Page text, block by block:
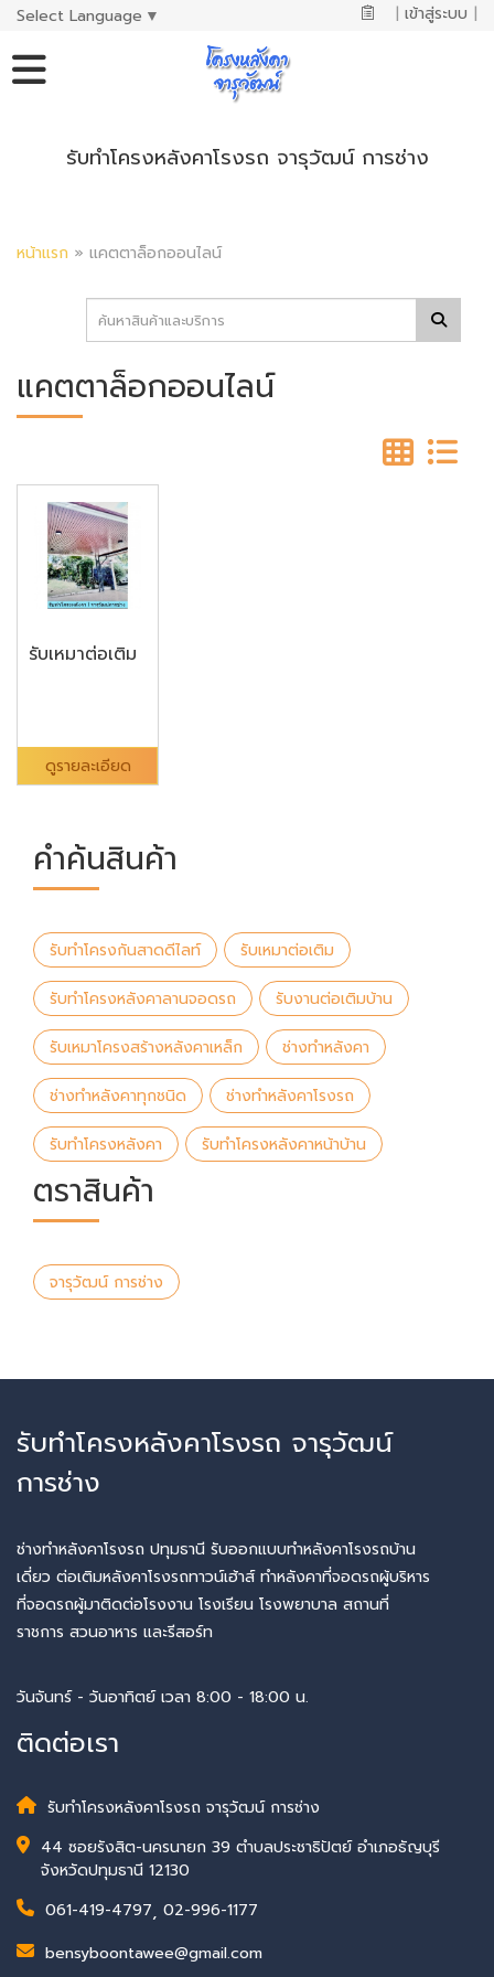
Select Language ▼ | เข้าสู่ระบบ |
รับทำโครงหลังคาโรงรถ จารุวัฒน์ การช่าง
หน้าแรก » แคตตาล็อกออนไลน์
แคตตาล็อกออนไลน์
รับเหมาต่อเติม
ดูรายละเอียด
คำค้นสินค้า
รับทำโครงกันสาดดีไลท์ รับเหมาต่อเติม
รับทำโครงหลังคาลานจอดรถ รับงานต่อเติมบ้าน
รับเหมาโครงสร้างหลังคาเหล็ก ช่างทำหลังคา
ช่างทำหลังคาทุกชนิด ช่างทำหลังคาโรงรถ
รับทำโครงหลังคา รับทำโครงหลังคาหน้าบ้าน
ตราสินค้า
จารุวัฒน์ การช่าง
รับทำโครงหลังคาโรงรถ จารุวัฒน์
การช่าง
ช่างทำหลังคาโรงรถ ปทุมธานี รับออกแบบทำหลังคาโรงรถบ้าน
เดี่ยว ต่อเติมหลังคาโรงรถทาวน์เฮ้าส์ ทำหลังคาที่จอดรถผู้บริหาร
ที่จอดรถผู้มาติดต่อโรงงาน โรงเรียน โรงพยาบาล สถานที่
ราชการ สวนอาหาร และรีสอร์ท
วันจันทร์ - วันอาทิตย์ เวลา 8:00 - 18:00 น.
ติดต่อเรา
รับทำโครงหลังคาโรงรถ จารุวัฒน์ การช่าง
44 ซอยรังสิต-นครนายก 39 ตำบลประชาธิปัตย์ อำเภอธัญบุรี
จังหวัดปทุมธานี 12130
061-419-4797, 02-996-1177
bensyboontawee@gmail.com